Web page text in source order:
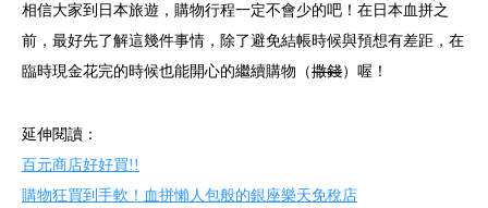
相信大家到日本旅遊，購物行程一定不會少的吧！在日本血拼之
前，最好先了解這幾件事情，除了避免結帳時候與預想有差距，在
臨時現金花完的時候也能開心的繼續購物（撒錢）喔！
延伸閱讀：
百元商店好好買!!
購物狂買到手軟！血拼懶人包般的銀座樂天免稅店